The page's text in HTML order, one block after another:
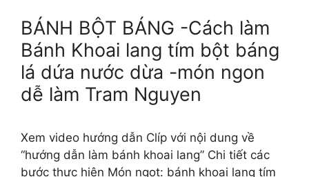
BÁNH BỘT BÁNG -Cách làm
Bánh Khoai lang tím bột báng
lá dứa nước dừa -món ngon
dễ làm Tram Nguyen
Xem video hướng dẫn Clíp với nội dung về
“hướng dẫn làm bánh khoai lang” Chi tiết các
bước thực hiện Món ngọt: bánh khoai lang tím